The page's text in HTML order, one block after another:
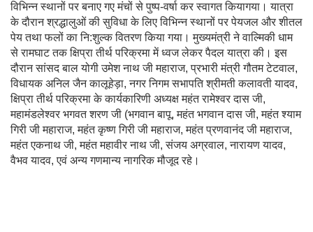
विभिन्न स्थानों पर बनाए गए मंचों से पुष्प-वर्षा कर स्वागत कियागया। यात्रा
के दौरान श्रद्धालुओं की सुविधा के लिए विभिन्न स्थानों पर पेयजल और शीतल
पेय तथा फलों का नि:शुल्क वितरण किया गया। मुख्यमंत्री ने वाल्मिकी धाम
से रामघाट तक क्षिप्रा तीर्थ परिक्रमा में ध्वज लेकर पैदल यात्रा की। इस
दौरान सांसद बाल योगी उमेश नाथ जी महाराज, प्रभारी मंत्री गौतम टेटवाल,
विधायक अनिल जैन कालूहेड़ा, नगर निगम सभापति श्रीमती कलावती यादव,
क्षिप्रा तीर्थ परिक्रमा के कार्यकारिणी अध्यक्ष महंत रामेश्वर दास जी,
महामंडलेश्वर भगवत शरण जी (भगवान बापू, महंत भगवान दास जी, महंत श्याम
गिरी जी महाराज, महंत कृष्ण गिरी जी महाराज, महंत प्रणवानंद जी महाराज,
महंत एकनाथ जी, महंत महावीर नाथ जी, संजय अग्रवाल, नारायण यादव,
वैभव यादव, एवं अन्य गणमान्य नागरिक मौजूद रहे।